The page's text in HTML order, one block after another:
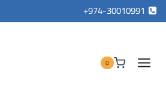
التجاوز
إلى
974-30010991+
0